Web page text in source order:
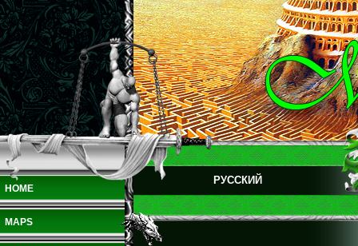
HOME
MAPS
РУССКИЙ